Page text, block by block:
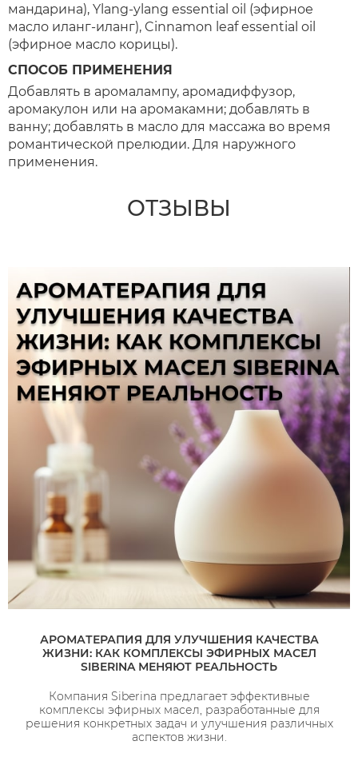
мандарина), Ylang-ylang essential oil (эфирное
масло иланг-иланг), Cinnamon leaf essential oil
(эфирное масло корицы).
СПОСОБ ПРИМЕНЕНИЯ
Добавлять в аромалампу, аромадиффузор,
аромакулон или на аромакамни; добавлять в
ванну; добавлять в масло для массажа во время
романтической прелюдии. Для наружного
применения.
ОТЗЫВЫ
АРОМАТЕРАПИЯ ДЛЯ УЛУЧШЕНИЯ КАЧЕСТВА
ЖИЗНИ: КАК КОМПЛЕКСЫ ЭФИРНЫХ МАСЕЛ
SIBERINA МЕНЯЮТ РЕАЛЬНОСТЬ
Компания Siberina предлагает эффективные
комплексы эфирных масел, разработанные для
решения конкретных задач и улучшения различных
аспектов жизни.